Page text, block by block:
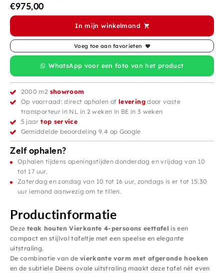
€975,00
In mijn winkelmand
Voeg toe aan favorieten
WhatsApp voor een foto van het product
2000 m2 showroom
Op voorraad: direct ophalen ofleveringdoor vaste
transporteur in NL in 2 weken in BE in 3 weken
5 jaartop service
Gemiddelde beoordeling 9.4 op Google
Zelf ophalen?
Ophalen tijdens openingstijden donderdag en vrijdag van 10
tot 17 uur.
Zaterdag en zondag van 10 tot 16 uur, zondags is er tot 15:30
uur iemand aanwezig om te tillen.
Productinformatie
Deze teak houten Vierkante 4-persoons eettafel is een
compact en stijlvol tafeltje met een speelse en elegante
uitstraling.
De combinatie van de vierkante vorm met afgeronde hoeken
en de subtiele Deens ovale uitstraling maakt deze tafel nét even